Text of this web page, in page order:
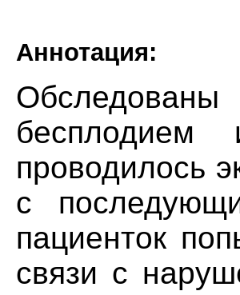
Аннотация:
проводилось
с
пациенток
связи с